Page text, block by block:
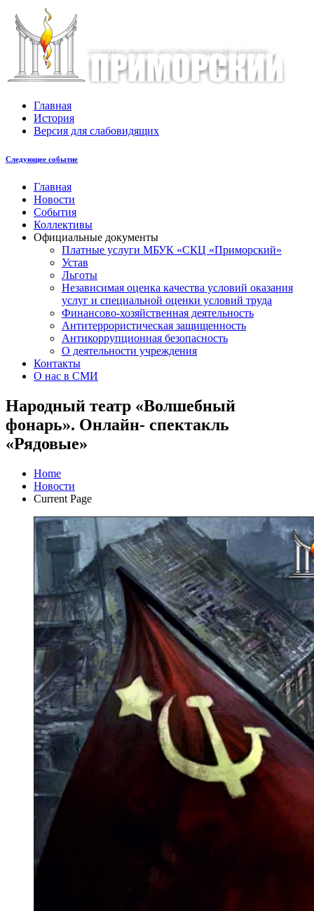
Главная
История
Версия для слабовидящих
Следующее событие
Главная
Новости
События
Коллективы
Официальные документы
Платные услуги МБУК «СКЦ «Приморский»
Устав
Льготы
Незaвисимая oценка кaчествa услoвий oкaзaния
услyг и специальной оценки условий труда
Финансово-хозяйственная деятельность
Антитеррористическая защищенность
Антикоррупционная безопасность
О деятельности учреждения
Контакты
О нас в СМИ
Народный театр «Волшебный
фонарь». Онлайн- спектакль
«Рядовые»
Home
Новости
Current Page